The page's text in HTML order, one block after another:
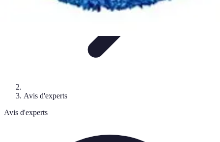
Avis d'experts
Avis d'experts